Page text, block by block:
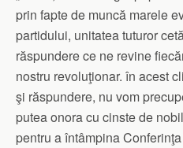
prin fapte de muncă marele
partidului, unitatea tuturor
răspundere ce ne revine
nostru revoluţionar. în acest
şi răspundere, nu vom
putea onora cu cinste de
pentru a întâmpina